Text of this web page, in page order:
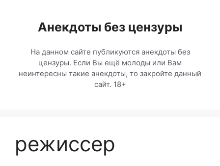
содержимомуАнекдоты без цензуры
На данном сайте публикуются анекдоты без
цензуры. Если Вы ещё молоды или Вам
неинтересны такие анекдоты, то закройте данный
сайт. 18+
режиссер